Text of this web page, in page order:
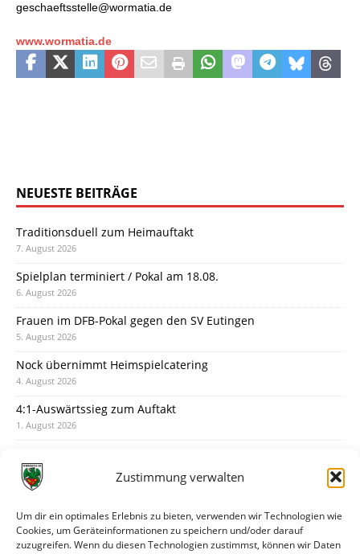
Zustimmung verwalten
Um dir ein optimales Erlebnis zu bieten, verwenden wir Technologien wie
Cookies, um Geräteinformationen zu speichern und/oder darauf
zuzugreifen. Wenn du diesen Technologien zustimmst, können wir Daten
geschaeftsstelle@wormatia.de
www.wormatia.de
NEUESTE BEITRÄGE
Traditionsduell zum Heimauftakt
7. August 2026
Spielplan terminiert / Pokal am 18.08.
6. August 2026
Frauen im DFB-Pokal gegen den SV Eutingen
5. August 2026
Nock übernimmt Heimspielcatering
4. August 2026
4:1-Auswärtssieg zum Auftakt
1. August 2026
31. Juli 2026
30. Juli 2026
Deine Spielminute: 89+1